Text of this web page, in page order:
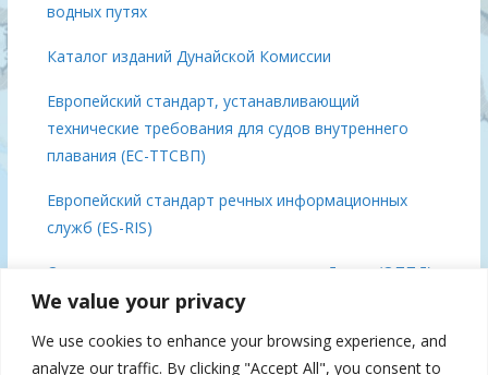
We value your privacy
We use cookies to enhance your browsing experience, and
analyze our traffic. By clicking "Accept All", you consent to
водных путях
Каталог изданий Дунайской Комиссии
Европейский стандарт, устанавливающий
технические требования для судов внутреннего
плавания (ЕС-ТТСВП)
Европейский стандарт речных информационных
служб (ES-RIS)
Основные положения о плавании по Дунаю (ОППД)
Выводы встречи министров Дуная, 3 декабря 2018
года, Брюссель